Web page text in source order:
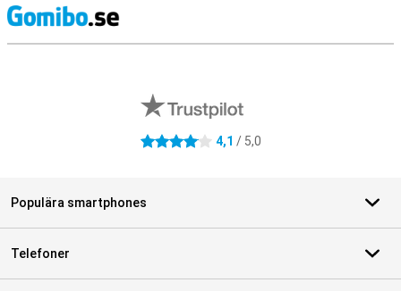
4.1 stjärnor 4,1 / 5,0
Populära smartphones
Telefoner